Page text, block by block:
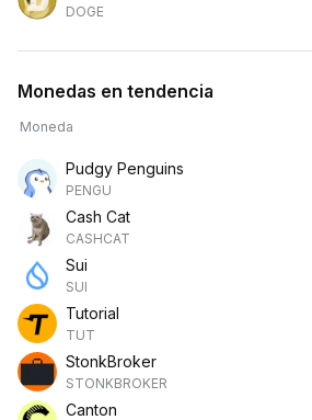
DOGE
Monedas en tendencia
Moneda
Pudgy Penguins
PENGU
Cash Cat
CASHCAT
Sui
SUI
Tutorial
TUT
StonkBroker
STONKBROKER
Canton